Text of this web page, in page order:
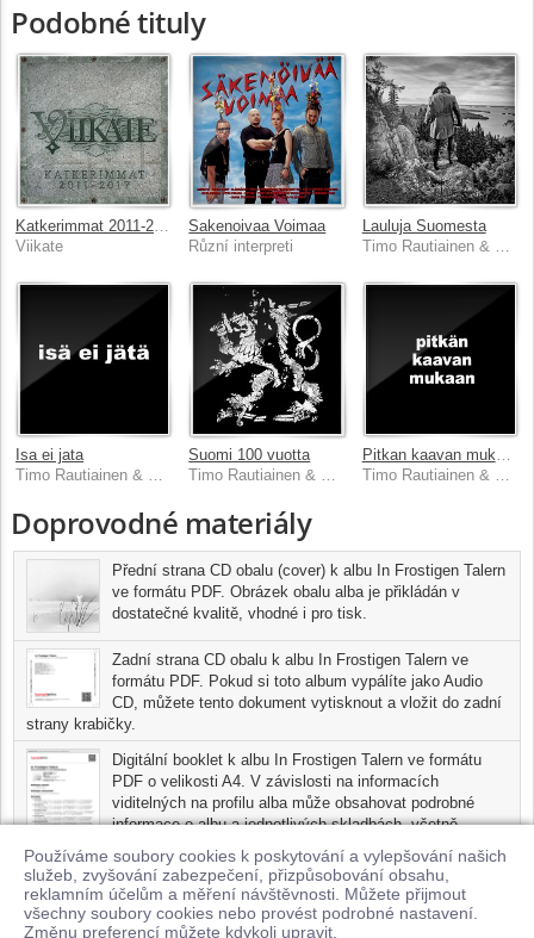
Používáme soubory cookies k poskytování a vylepšování našich
služeb, zvyšování zabezpečení, přizpůsobování obsahu,
reklamním účelům a měření návštěvnosti. Můžete přijmout
všechny soubory cookies nebo provést podrobné nastavení.
Změnu preferencí můžete kdykoli upravit.
Podobné tituly
Viikate
Sakenoivaa Voimaa
Různí interpreti
Lauluja Suomesta
Isa ei jata
Timo Rautiainen & Trio Niskalaukaus
Suomi 100 vuotta
Timo Rautiainen & Trio Niskalaukaus
Pitkan kaavan mukaan
Timo Rautiainen & Trio Niskalaukaus
Doprovodné materiály
Přední strana CD obalu (cover) k albu In Frostigen Talern
ve formátu PDF. Obrázek obalu alba je přikládán v
dostatečné kvalitě, vhodné i pro tisk.
Zadní strana CD obalu k albu In Frostigen Talern ve
formátu PDF. Pokud si toto album vypálíte jako Audio
CD, můžete tento dokument vytisknout a vložit do zadní
strany krabičky.
Digitální booklet k albu In Frostigen Talern ve formátu
PDF o velikosti A4. V závislosti na informacích
viditelných na profilu alba může obsahovat podrobné
informace o albu a jednotlivých skladbách, včetně
seznamu participujících umělců, přesného data a místa
nahrání pro každou ze skladeb. Digitální booklet je tisknutelnou
variantou profilu alba.
Pro možnost stažení doprovodných materiálů je nutné mít zakoupenu